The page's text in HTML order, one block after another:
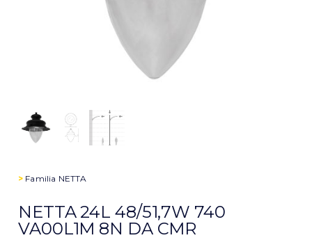
> Familia NETTA
NETTA 24L 48/51,7W 740
VA00L1M 8N DA CMR